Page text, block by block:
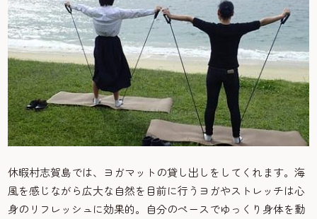
休暇村志賀島では、ヨガマットの貸し出しをしてくれます。海
風を感じながら広大な自然を目前に行うヨガやストレッチは心
身のリフレッシュに効果的。自分のペースでゆっくり身体を動